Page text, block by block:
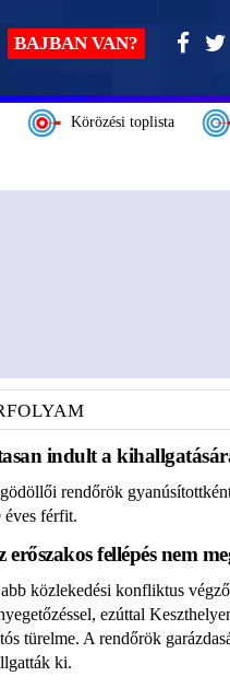
BAJBAN VAN?
Körözési toplista
indult a
rendőrök
éves férfit.
erőszakos fellépés nem
közlekedési konfliktus
ezúttal
türelme. A rendőrök
ki.